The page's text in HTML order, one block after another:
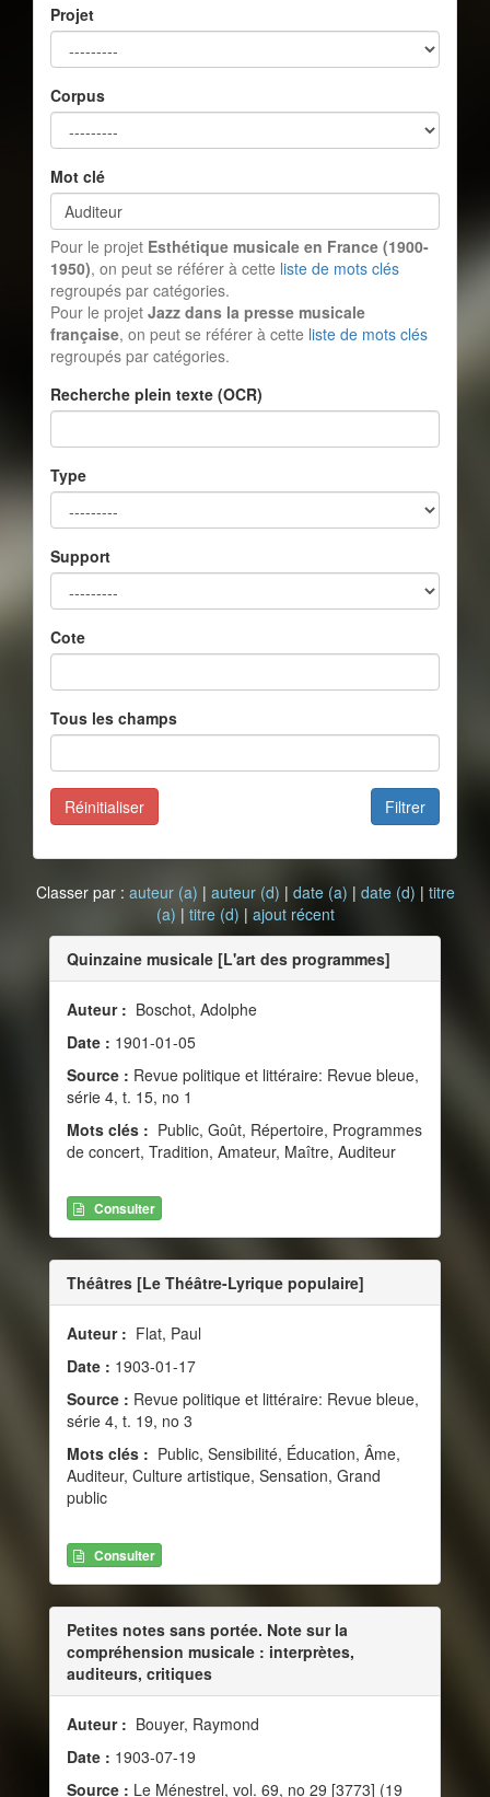
Projet
Corpus
Mot clé
Pour le projet Esthétique musicale en France (1900-
1950), on peut se référer à cette liste de mots clés
regroupés par catégories.
Pour le projet Jazz dans la presse musicale
française, on peut se référer à cette liste de mots clés
regroupés par catégories.
Recherche plein texte (OCR)
Type
Support
Cote
Tous les champs
Filtrer
Réinitialiser
Classer par : auteur (a) | auteur (d) | date (a) | date (d) | titre
(a) | titre (d) | ajout récent
Quinzaine musicale [L'art des programmes]
Auteur : Boschot, Adolphe
Date : 1901-01-05
Source : Revue politique et littéraire: Revue bleue,
série 4, t. 15, no 1
Mots clés : Public, Goût, Répertoire, Programmes
de concert, Tradition, Amateur, Maître, Auditeur
Consulter
Théâtres [Le Théâtre-Lyrique populaire]
Auteur : Flat, Paul
Date : 1903-01-17
Source : Revue politique et littéraire: Revue bleue,
série 4, t. 19, no 3
Mots clés : Public, Sensibilité, Éducation, Âme,
Auditeur, Culture artistique, Sensation, Grand
public
Consulter
Petites notes sans portée. Note sur la
compréhension musicale : interprètes,
auditeurs, critiques
Auteur : Bouyer, Raymond
Date : 1903-07-19
Source : Le Ménestrel, vol. 69, no 29 [3773] (19